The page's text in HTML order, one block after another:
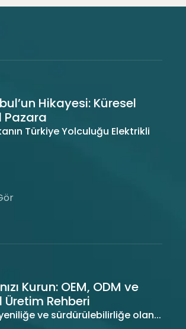
Hikayesi: Küresel
Pazara
Türkiye Yolculuğu Elektrikli
Kurun: OEM, ODM ve
Rehberi
ve sürdürülebilirliğe olan...